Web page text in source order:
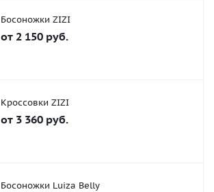
Босоножки ZIZI
от 2 150 руб.
Кроссовки ZIZI
от 3 360 руб.
Босоножки Luiza Belly